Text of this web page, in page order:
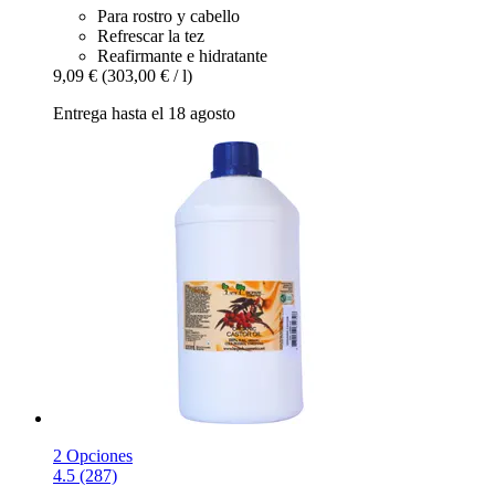
Para rostro y cabello
Refrescar la tez
Reafirmante e hidratante
9,09 € (303,00 € / l)
Entrega hasta el 18 agosto
2 Opciones
4.5 (287)